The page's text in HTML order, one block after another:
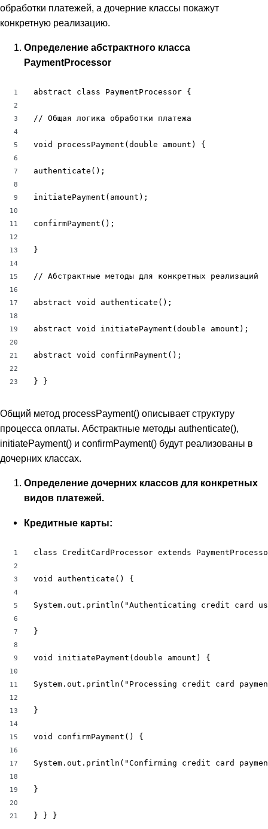
обработки платежей, а дочерние классы покажут
конкретную реализацию.
Определение абстрактного класса
PaymentProcessor
1
2
3
4
5
6
7
8
9
10
11
12
13
14
15
16
17
18
19
20
21
22
23
abstract class PaymentProcessor {
// Общая логика обработки платежа
void processPayment(double amount) {
authenticate();
initiatePayment(amount);
confirmPayment();
}
// Абстрактные методы для конкретных реализаций
abstract void authenticate();
abstract void initiatePayment(double amount);
abstract void confirmPayment();
} }
Общий метод processPayment() описывает структуру
процесса оплаты. Абстрактные методы authenticate(),
initiatePayment() и confirmPayment() будут реализованы в
дочерних классах.
Определение дочерних классов для конкретных
видов платежей.
Кредитные карты:
1
2
3
4
5
6
7
8
9
10
11
12
13
14
15
16
17
18
19
20
21
class CreditCardProcessor extends
void authenticate() {
System.out.println("Authenticating credit card
}
void initiatePayment(double amount) {
System.out.println("Processing credit card
}
void confirmPayment() {
System.out.println("Confirming credit card
}
} } }